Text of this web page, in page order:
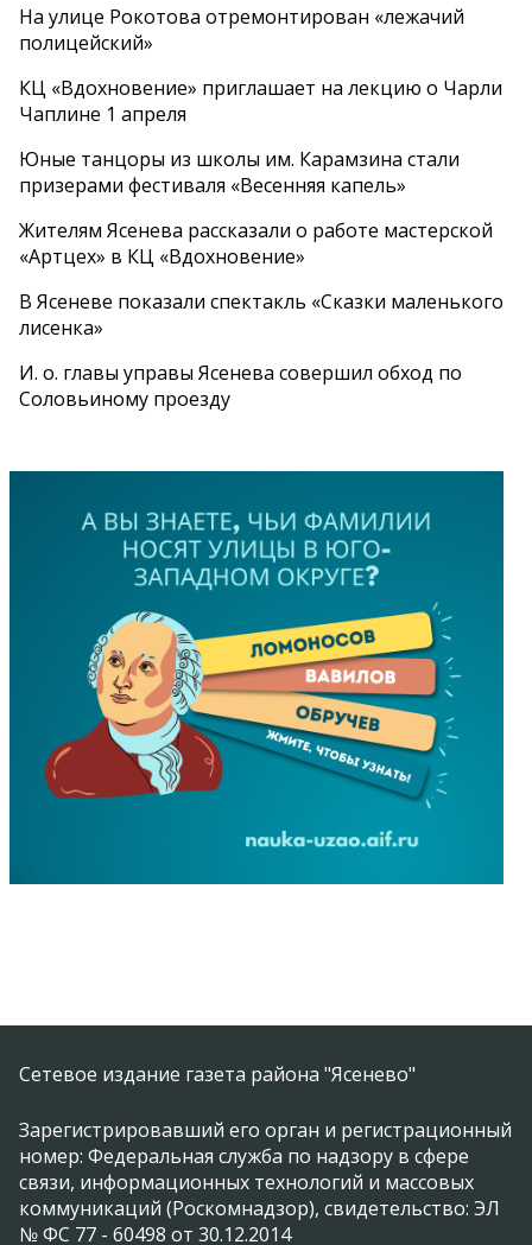
На улице Рокотова отремонтирован «лежачий
полицейский»
КЦ «Вдохновение» приглашает на лекцию о Чарли
Чаплине 1 апреля
Юные танцоры из школы им. Карамзина стали
призерами фестиваля «Весенняя капель»
Жителям Ясенева рассказали о работе мастерской
«Артцех» в КЦ «Вдохновение»
В Ясеневе показали спектакль «Сказки маленького
лисенка»
И. о. главы управы Ясенева совершил обход по
Соловьиному проезду
Сетевое издание газета района "Ясенево"
Зарегистрировавший его орган и регистрационный
номер: Федеральная служба по надзору в сфере
связи, информационных технологий и массовых
коммуникаций (Роскомнадзор), свидетельство: ЭЛ
№ ФС 77 - 60498 от 30.12.2014